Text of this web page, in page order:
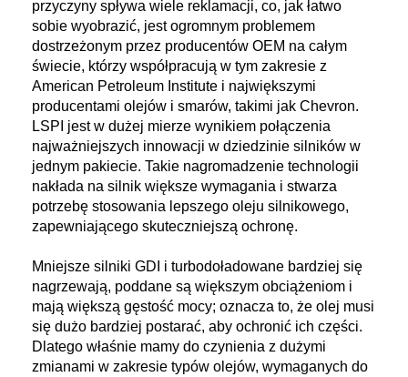
przyczyny spływa wiele reklamacji, co, jak łatwo
sobie wyobrazić, jest ogromnym problemem
dostrzeżonym przez producentów OEM na całym
świecie, którzy współpracują w tym zakresie z
American Petroleum Institute i największymi
producentami olejów i smarów, takimi jak Chevron.
LSPI jest w dużej mierze wynikiem połączenia
najważniejszych innowacji w dziedzinie silników w
jednym pakiecie. Takie nagromadzenie technologii
nakłada na silnik większe wymagania i stwarza
potrzebę stosowania lepszego oleju silnikowego,
zapewniającego skuteczniejszą ochronę.
Mniejsze silniki GDI i turbodoładowane bardziej się
nagrzewają, poddane są większym obciążeniom i
mają większą gęstość mocy; oznacza to, że olej musi
się dużo bardziej postarać, aby ochronić ich części.
Dlatego właśnie mamy do czynienia z dużymi
zmianami w zakresie typów olejów, wymaganych do